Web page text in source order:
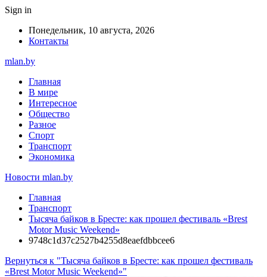
Sign in
Понедельник, 10 августа, 2026
Контакты
mlan.by
Главная
В мире
Интересное
Общество
Разное
Спорт
Транспорт
Экономика
Новости mlan.by
Главная
Транспорт
Тысяча байков в Бресте: как прошел фестиваль «Brest
Motor Music Weekend»
9748c1d37c2527b4255d8eaefdbbcee6
Вернуться к "Тысяча байков в Бресте: как прошел фестиваль
«Brest Motor Music Weekend»"